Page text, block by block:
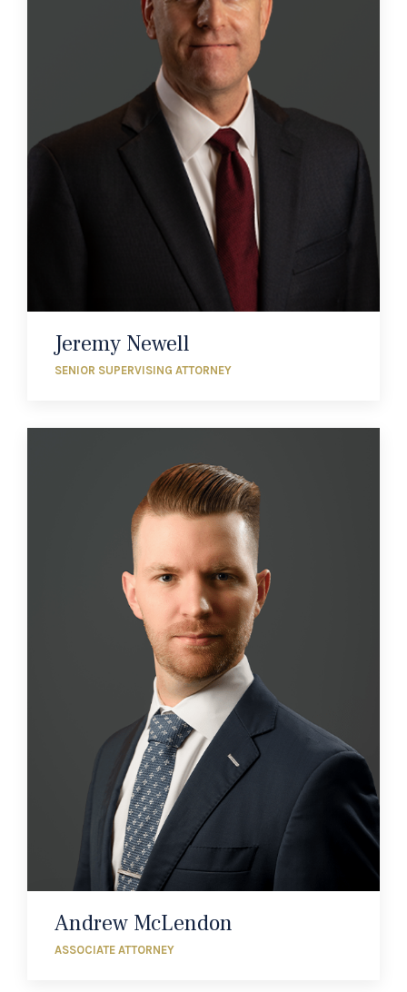
Jeremy Newell
SENIOR SUPERVISING ATTORNEY
Andrew McLendon
ASSOCIATE ATTORNEY